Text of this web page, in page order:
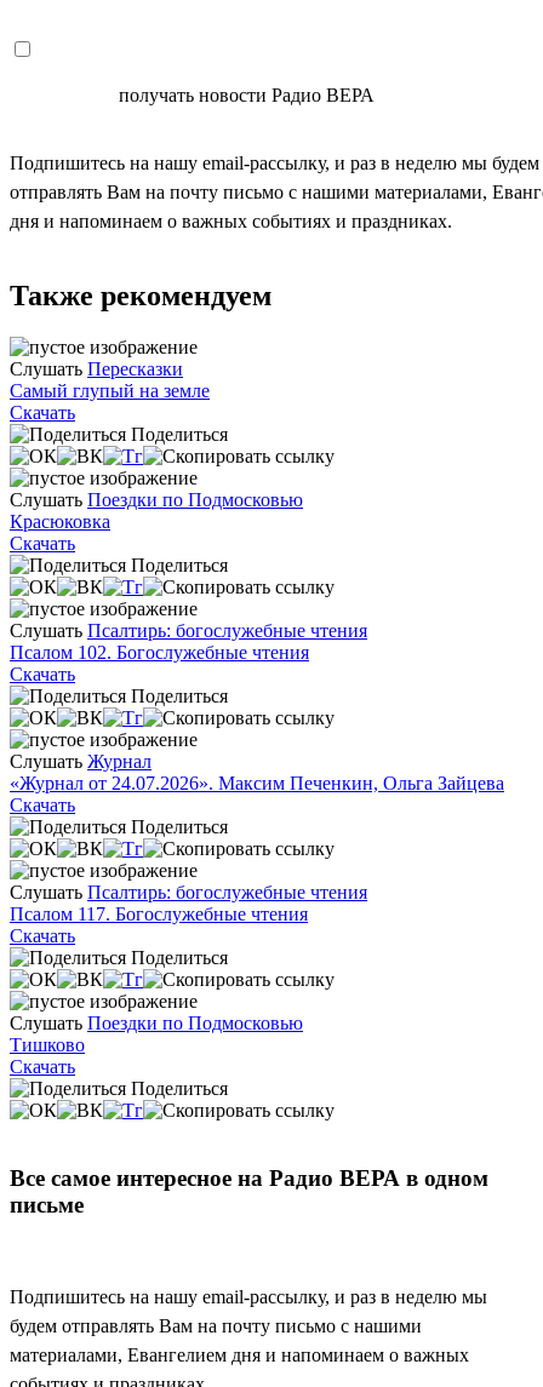
получать новости Радио ВЕРА
Подпишитесь на нашу email-рассылку, и раз в неделю мы будем
отправлять Вам на почту письмо с нашими материалами,
дня и напоминаем о важных событиях и праздниках.
Также рекомендуем
Слушать Пересказки
Самый глупый на земле
Скачать
Поделиться
Слушать Поездки по Подмосковью
Красюковка
Скачать
Поделиться
Слушать Псалтирь: богослужебные чтения
Псалом 102. Богослужебные чтения
Скачать
Поделиться
Слушать Журнал
«Журнал от 24.07.2026». Максим Печенкин, Ольга Зайцева
Скачать
Поделиться
Слушать Псалтирь: богослужебные чтения
Псалом 117. Богослужебные чтения
Скачать
Поделиться
Слушать Поездки по Подмосковью
Тишково
Скачать
Поделиться
Все самое интересное на Радио ВЕРА в одном
письме
Подпишитесь на нашу email-рассылку, и раз в неделю мы
будем отправлять Вам на почту письмо с нашими
материалами, Евангелием дня и напоминаем о важных